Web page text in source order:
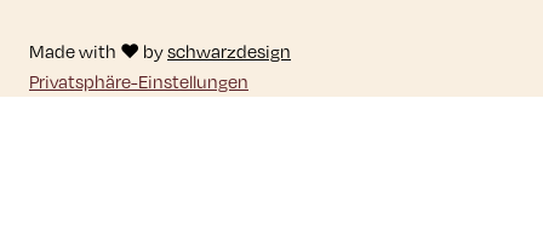
Made with ♥ byschwarzdesign
Privatsphäre-Einstellungen